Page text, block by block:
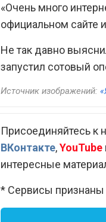
«Очень много
официальном сайте
Не так давно
запустил сотовый
Источник изображений:
Присоединяйтесь к
ВКонтакте,YouTube
интересные
* Сервисы